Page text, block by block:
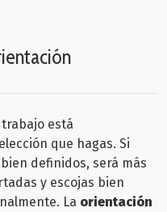
está
que hagas. Si
definidos, será más
y escojas bien
La orientación